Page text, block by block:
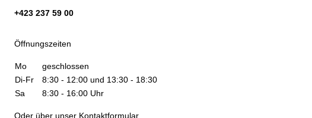
+423 237 59 00
Öffnungszeiten
Mo
geschlossen
Di-Fr
8:30 - 12:00 und 13:30 - 18:30
Sa
8:30 - 16:00 Uhr
Oder über unser Kontaktformular.